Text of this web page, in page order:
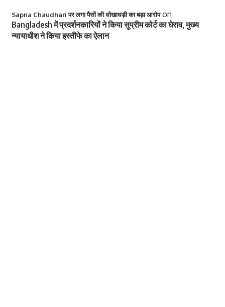
Sapna Chaudhari पर लगा पैसों की धोखाधड़ी का बड़ा आरोपon
Bangladesh में प्रदर्शनकारियों ने किया सुप्रीम कोर्ट का घेराव, मुख्य
न्यायाधीश ने किया इस्तीफे का ऐलान